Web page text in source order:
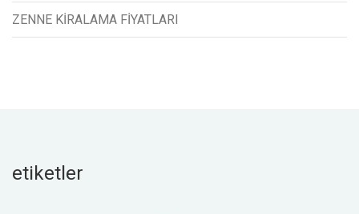
ZENNE KİRALAMA FİYATLARI
etiketler